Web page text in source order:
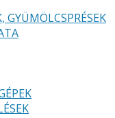
GYÜMÖLCSPRÉSEK